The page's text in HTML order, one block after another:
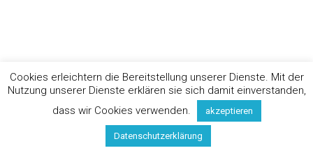
Cookies erleichtern die Bereitstellung unserer Dienste. Mit der
Nutzung unserer Dienste erklären sie sich damit einverstanden,
dass wir Cookies verwenden.
akzeptieren
Datenschutzerklärung